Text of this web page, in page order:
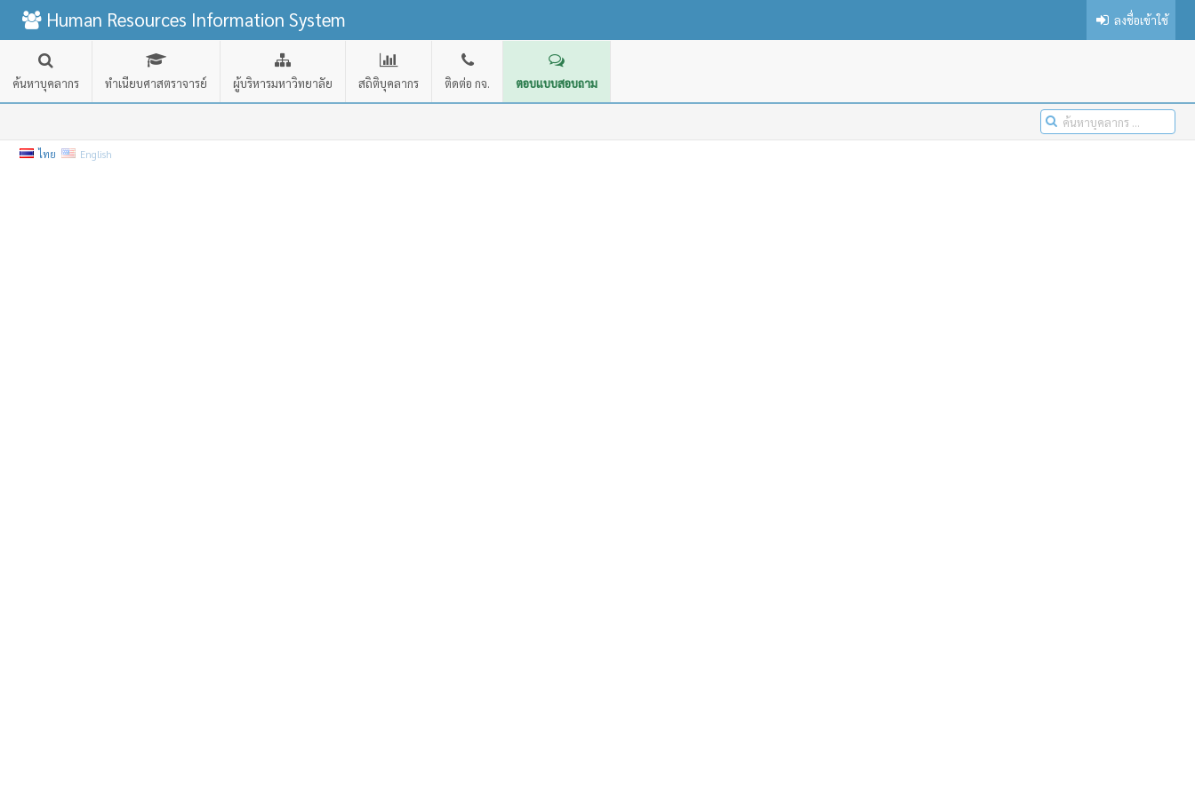
Human Resources Information System ลงชื่อเข้าใช้
ค้นหาบุคลากร ทำเนียบศาสตราจารย์ ผู้บริหารมหาวิทยาลัย สถิติบุคลากร ติดต่อ กจ. ตอบแบบสอบถาม
ไทย English